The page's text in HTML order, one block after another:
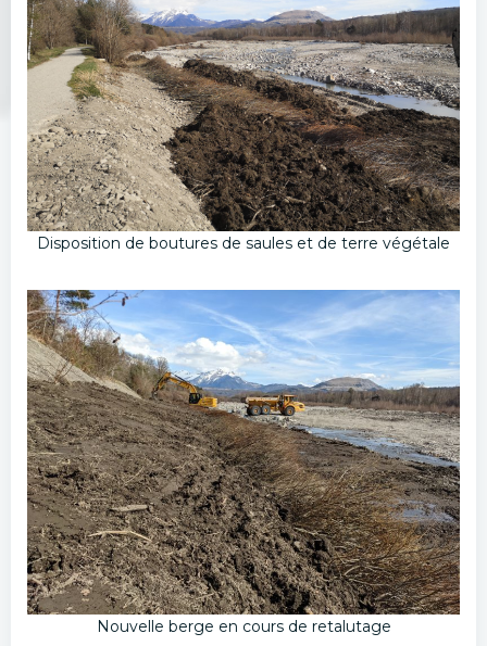
Disposition de boutures de saules et de terre végétale
Nouvelle berge en cours de retalutage